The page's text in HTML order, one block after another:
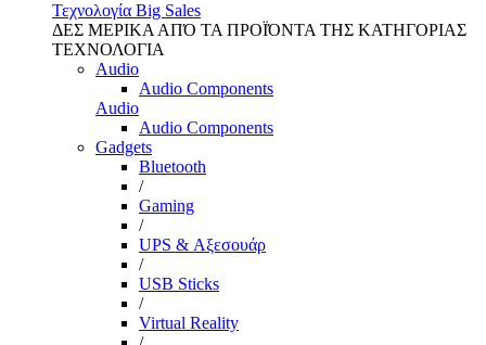
Τεχνολογία Big Sales
ΔΕΣ ΜΕΡΙΚΑ ΑΠΌ ΤΑ ΠΡΟΪΌΝΤΑ ΤΗΣ ΚΑΤΗΓΟΡΙΑΣ
ΤΕΧΝΟΛΟΓΙΑ
Audio
Audio Components
Audio
Audio Components
Gadgets
Bluetooth
/
Gaming
/
UPS & Αξεσουάρ
/
USB Sticks
/
Virtual Reality